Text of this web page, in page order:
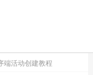
端活动创建教程